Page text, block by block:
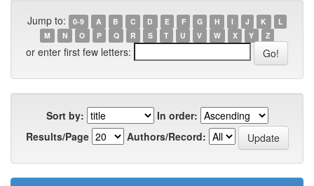
Jump to: 0-9 A B C D E F G H I J K
L
M
N O P Q R S T U V W X Y Z
or enter first few letters:
Sort by:
In order:
Results/Page
Authors/Record: